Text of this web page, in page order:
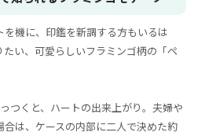
機に、印鑑を新調する方もいるは
い、可愛らしいフラミンゴ柄の「ペ
つくと、ハートの出来上がり。夫婦や
は、ケースの内部に二人で決めた約